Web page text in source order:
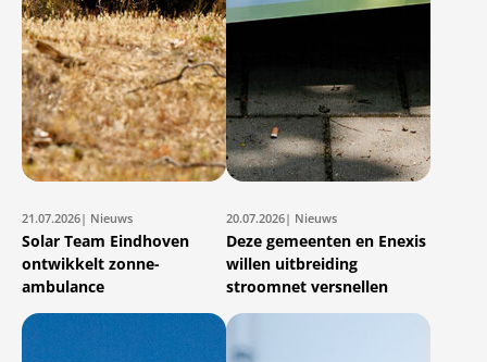
21.07.2026| Nieuws
Solar Team Eindhoven
ontwikkelt zonne-
ambulance
20.07.2026| Nieuws
Deze gemeenten en Enexis
willen uitbreiding
stroomnet versnellen